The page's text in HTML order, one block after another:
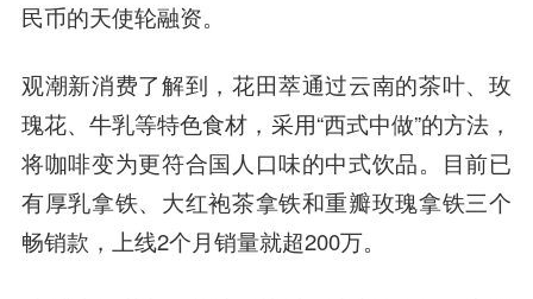
民币的天使轮融资。
观潮新消费了解到，花田萃通过云南的茶叶、玫
瑰花、牛乳等特色食材，采用“西式中做”的方法，
将咖啡变为更符合国人口味的中式饮品。目前已
有厚乳拿铁、大红袍茶拿铁和重瓣玫瑰拿铁三个
畅销款，上线2个月销量就超200万。